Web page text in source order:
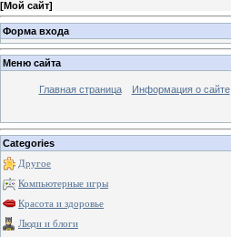
[Мой сайт]
Форма входа
Меню сайта
Главная страница Информация о сайте
Categories
Другое
Компьютерные игры
Красота и здоровье
Люди и блоги